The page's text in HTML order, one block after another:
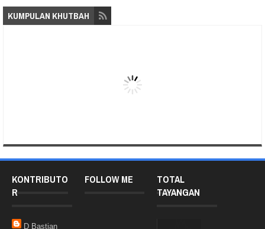
KUMPULAN KHUTBAH
KONTRIBUTO
R
D Bastian
FOLLOW ME
TOTAL
TAYANGAN